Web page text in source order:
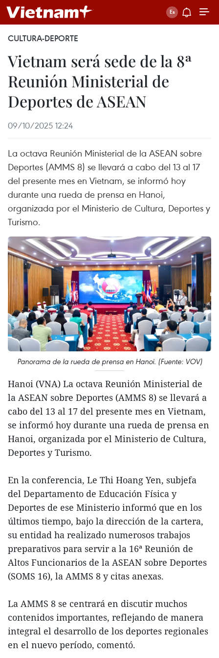
CULTURA-DEPORTE
Vietnam será sede de la 8ª
Reunión Ministerial de
Deportes de ASEAN
09/10/2025 12:24
La octava Reunión Ministerial de la ASEAN sobre
Deportes (AMMS 8) se llevará a cabo del 13 al 17
del presente mes en Vietnam, se informó hoy
durante una rueda de prensa en Hanoi,
organizada por el Ministerio de Cultura, Deportes y
Turismo.
Panorama de la rueda de prensa en Hanoi. (Fuente: VOV)
Hanoi (VNA) La octava Reunión Ministerial de
la ASEAN sobre Deportes (AMMS 8) se llevará a
cabo del 13 al 17 del presente mes en Vietnam,
se informó hoy durante una rueda de prensa en
Hanoi, organizada por el Ministerio de Cultura,
Deportes y Turismo.
En la conferencia, Le Thi Hoang Yen, subjefa
del Departamento de Educación Física y
Deportes de ese Ministerio informó que en los
últimos tiempo, bajo la dirección de la cartera,
su entidad ha realizado numerosos trabajos
preparativos para servir a la 16ª Reunión de
Altos Funcionarios de la ASEAN sobre Deportes
(SOMS 16), la AMMS 8 y citas anexas.
La AMMS 8 se centrará en discutir muchos
contenidos importantes, reflejando de manera
integral el desarrollo de los deportes regionales
en el nuevo período, comentó.